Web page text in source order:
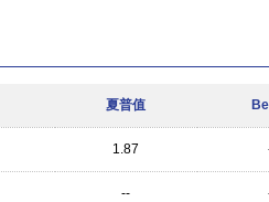
夏普值
1.87
--